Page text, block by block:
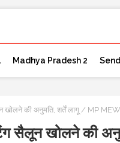
Madhya Pradesh 2
खोलने की अनुमति, शर्तें लागू / MP
सैलून खोलने की